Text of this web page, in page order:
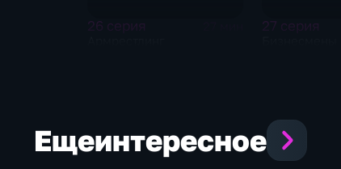
26 серия 27 серия
Ещеинтересное